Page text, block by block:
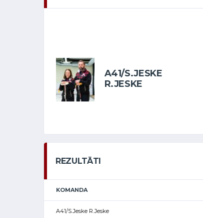
A41/S.JESKE
R.JESKE
REZULTĀTI
KOMANDA
A41/S.Jeske R.Jeske